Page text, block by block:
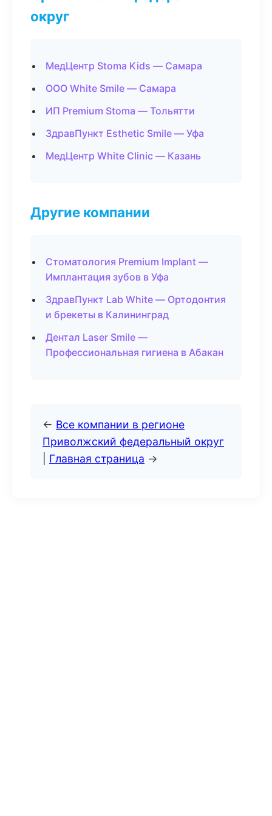
округ
МедЦентр Stoma Kids — Самара
ООО White Smile — Самара
ИП Premium Stoma — Тольятти
ЗдравПункт Esthetic Smile — Уфа
МедЦентр White Clinic — Казань
Другие компании
Стоматология Premium Implant —
Имплантация зубов в Уфа
ЗдравПункт Lab White — Ортодонтия
и брекеты в Калининград
Дентал Laser Smile —
Профессиональная гигиена в Абакан
← Все компании в регионе
Приволжский федеральный округ
Главная страница →